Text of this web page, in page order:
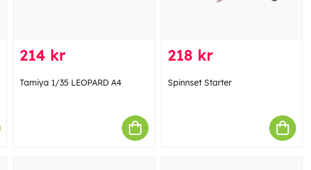
214 kr
Tamiya 1/35 LEOPARD A4
218 kr
Spinnset Starter